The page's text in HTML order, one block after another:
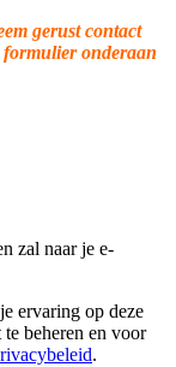
gerust contact
formulier onderaan
zal naar je e-
ervaring op deze
beheren en voor
.